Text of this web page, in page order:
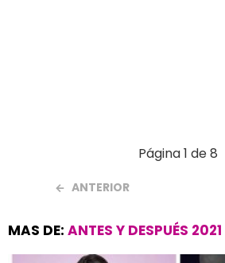
Página 1 de 8
ANTERIOR
MAS DE: ANTES Y DESPUÉS 2021